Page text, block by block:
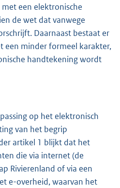
een elektronische
de wet dat vanwege
Daarnaast bestaat er
een minder formeel karakter,
handtekening wordt
op het elektronisch
van het begrip
artikel 1 blijkt dat het
die via internet (de
Rivierenland of via een
e-overheid, waarvan het